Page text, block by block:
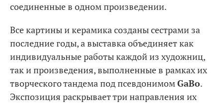
соединенные в одном произведении.
Все картины и керамика созданы сестрами за
последние годы, а выставка объединяет как
индивидуальные работы каждой из художниц,
так и произведения, выполненные в рамках их
творческого тандема под псевдонимомGaBo.
Экспозиция раскрывает три направления их